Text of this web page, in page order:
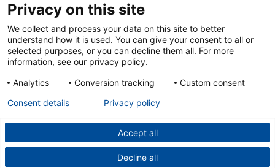
Over ons & contact
Cookies
Privacy
Disclaimer
Privacy on this site
We collect and process your data on this site to better
understand how it is used. You can give your consent to all or
selected purposes, or you can decline them all. For more
information, see our privacy policy.
Analytics
Conversion tracking Custom consent
Accept all
Decline all
Consent details Privacy policy